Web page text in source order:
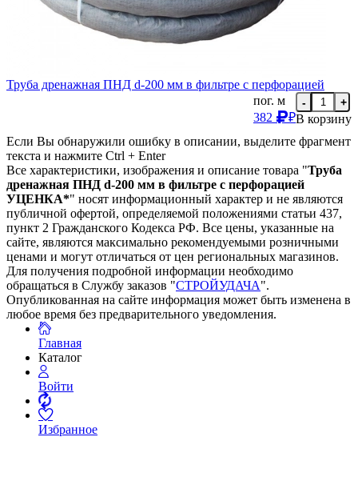
Труба дренажная ПНД d-200 мм в фильтре с перфорацией
пог. м
382
₽
- +
В корзину
Если Вы обнаружили ошибку в описании, выделите фрагмент
текста и нажмите Ctrl + Enter
Все характеристики, изображения и описание товара "Труба
дренажная ПНД d-200 мм в фильтре с перфорацией
УЦЕНКА*" носят информационный характер и не являются
публичной офертой, определяемой положениями статьи 437,
пункт 2 Гражданского Кодекса РФ. Все цены, указанные на
сайте, являются максимально рекомендуемыми розничными
ценами и могут отличаться от цен региональных магазинов.
Для получения подробной информации необходимо
обращаться в Службу заказов "СТРОЙУДАЧА".
Опубликованная на сайте информация может быть изменена в
любое время без предварительного уведомления.
Главная
Каталог
Войти
Избранное